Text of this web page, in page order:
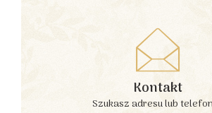
Kontakt
Szukasz adresu lub